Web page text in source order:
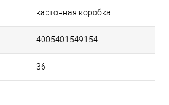
картонная коробка
4005401549154
36